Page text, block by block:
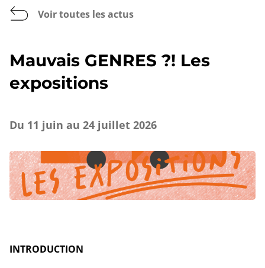
Voir toutes les actus
Mauvais GENRES ?! Les
expositions
Du 11 juin au 24 juillet 2026
INTRODUCTION